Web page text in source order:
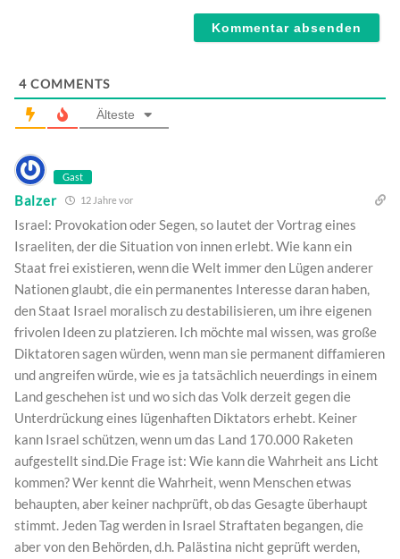
4 COMMENTS
Älteste
Gast
Balzer 12 Jahre vor
Israel: Provokation oder Segen, so lautet der Vortrag eines
Israeliten, der die Situation von innen erlebt. Wie kann ein
Staat frei existieren, wenn die Welt immer den Lügen anderer
Nationen glaubt, die ein permanentes Interesse daran haben,
den Staat Israel moralisch zu destabilisieren, um ihre eigenen
frivolen Ideen zu platzieren. Ich möchte mal wissen, was große
Diktatoren sagen würden, wenn man sie permanent diffamieren
und angreifen würde, wie es ja tatsächlich neuerdings in einem
Land geschehen ist und wo sich das Volk derzeit gegen die
Unterdrückung eines lügenhaften Diktators erhebt. Keiner
kann Israel schützen, wenn um das Land 170.000 Raketen
aufgestellt sind.Die Frage ist: Wie kann die Wahrheit ans Licht
kommen? Wer kennt die Wahrheit, wenn Menschen etwas
behaupten, aber keiner nachprüft, ob das Gesagte überhaupt
stimmt. Jeden Tag werden in Israel Straftaten begangen, die
aber von den Behörden, d.h. Palästina nicht geprüft werden,